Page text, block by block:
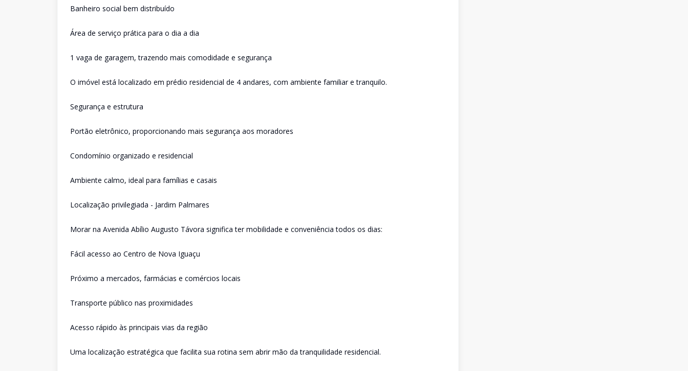
Banheiro social bem distribuído
Área de serviço prática para o dia a dia
1 vaga de garagem, trazendo mais comodidade e segurança
O imóvel está localizado em prédio residencial de 4 andares, com ambiente familiar e tranquilo.
Segurança e estrutura
Portão eletrônico, proporcionando mais segurança aos moradores
Condomínio organizado e residencial
Ambiente calmo, ideal para famílias e casais
Localização privilegiada - Jardim Palmares
Morar na Avenida Abílio Augusto Távora significa ter mobilidade e conveniência todos os dias:
Fácil acesso ao Centro de Nova Iguaçu
Próximo a mercados, farmácias e comércios locais
Transporte público nas proximidades
Acesso rápido às principais vias da região
Uma localização estratégica que facilita sua rotina sem abrir mão da tranquilidade residencial.